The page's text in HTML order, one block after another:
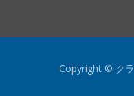
Copyright © ク